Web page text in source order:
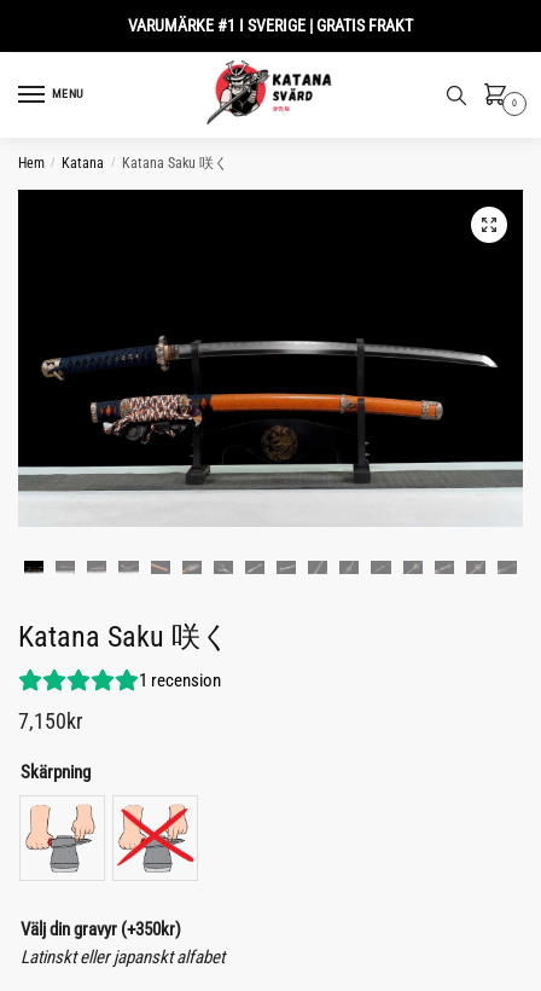
VARUMÄRKE #1 I SVERIGE | GRATIS FRAKT
MENU
0
Hem / Katana / Katana Saku 咲く
Katana Saku 咲く
1 recension
7,150kr
Skärpning
Välj din gravyr (+350kr)
Latinskt eller japanskt alfabet